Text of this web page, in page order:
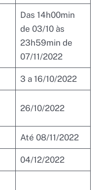
Das 14h00min
de 03/10 às
23h59min de
07/11/2022
3 a 16/10/2022
26/10/2022
Até 08/11/2022
04/12/2022